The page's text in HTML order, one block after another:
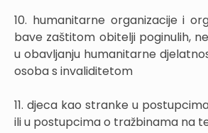
10. humanitarne organizacije i
bave zaštitom obitelji poginulih,
u obavljanju humanitarne
osoba s invaliditetom
11. djeca kao stranke u
ili u postupcima o tražbinama na